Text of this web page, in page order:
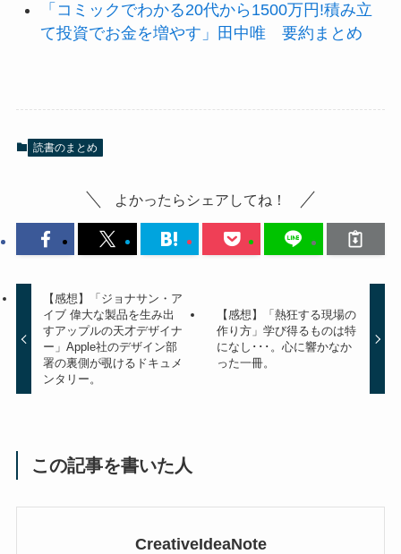
「コミックでわかる20代から1500万円!積み立
て投資でお金を増やす」田中唯 要約まとめ
読書のまとめ
よかったらシェアしてね！
【感想】「ジョナサン・ア
イブ 偉大な製品を生み出
すアップルの天才デザイナ
ー」Apple社のデザイン部
署の裏側が覗けるドキュメ
ンタリー。
【感想】「熱狂する現場の
作り方」学び得るものは特
になし･･･。心に響かなか
った一冊。
この記事を書いた人
CreativeIdeaNote